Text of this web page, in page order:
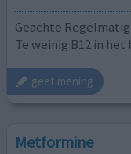
Geachte
Te weinig B12 in het
geef mening
Metformine